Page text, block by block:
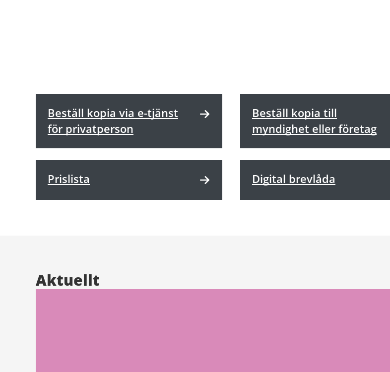
Beställ kopia via e-tjänst
för privatperson
Beställ kopia till
myndighet eller företag
Prislista Digital brevlåda
Aktuellt